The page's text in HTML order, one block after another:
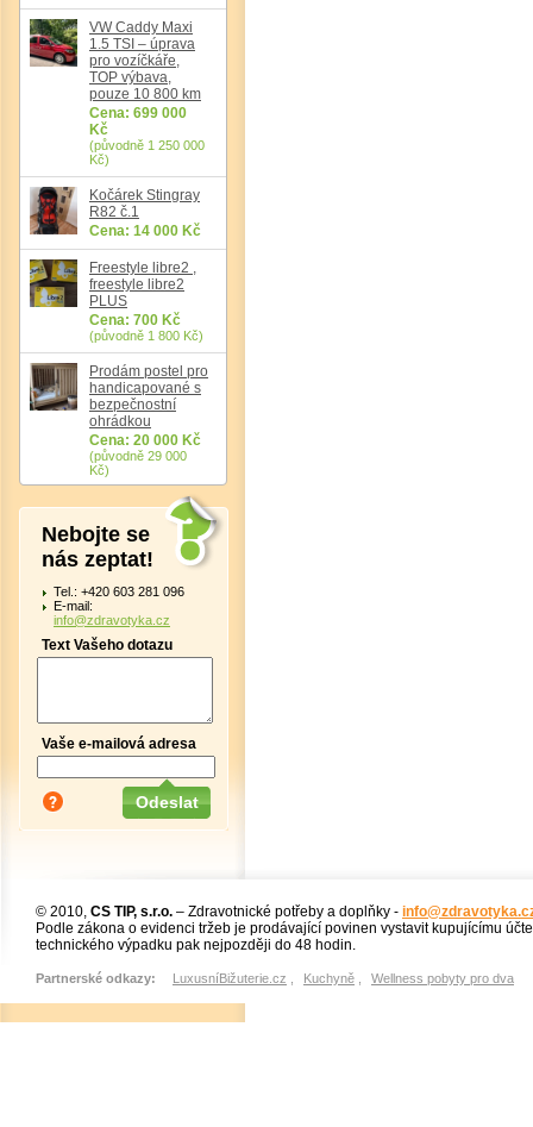
VW Caddy Maxi
1.5 TSI – úprava
pro vozíčkáře,
TOP výbava,
pouze 10 800 km
Cena: 699 000
Kč
(původně 1 250 000
Kč)
Kočárek Stingray
R82 č.1
Cena: 14 000 Kč
Freestyle libre2 ,
freestyle libre2
PLUS
Cena: 700 Kč
(původně 1 800 Kč)
Prodám postel pro
handicapované s
bezpečnostní
ohrádkou
Cena: 20 000 Kč
(původně 29 000
Kč)
Nebojte se
nás zeptat!
Tel.: +420 603 281 096
E-mail:
info@zdravotyka.cz
Text Vašeho dotazu
Vaše e-mailová adresa
© 2010, CS TIP, s.r.o. – Zdravotnické potřeby a doplňky -
Podle zákona o evidenci tržeb je prodávající povinen vystavit kupujícímu
technického výpadku pak nejpozději do 48 hodin.
Partnerské odkazy: LuxusníBižuterie.cz Kuchyně Wellness pobyty pro dva